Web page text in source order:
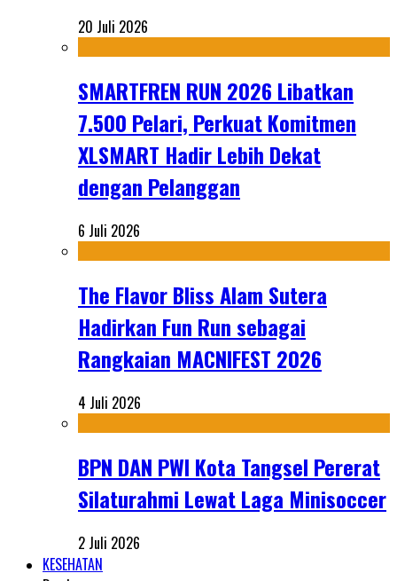
20 Juli 2026
SMARTFREN RUN 2026 Libatkan
7.500 Pelari, Perkuat Komitmen
XLSMART Hadir Lebih Dekat
dengan Pelanggan
6 Juli 2026
The Flavor Bliss Alam Sutera
Hadirkan Fun Run sebagai
Rangkaian MACNIFEST 2026
4 Juli 2026
BPN DAN PWI Kota Tangsel Pererat
Silaturahmi Lewat Laga Minisoccer
2 Juli 2026
KESEHATAN